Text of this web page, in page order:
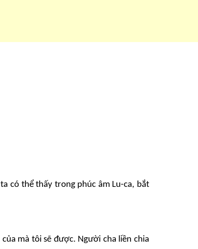
có thể thấy trong phúc âm Lu-ca, bắt
mà tôi sẽ được. Người cha liền chia